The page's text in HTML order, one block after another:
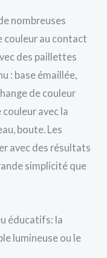
nombreuses
couleur au contact
des paillettes
: base émaillée,
de couleur
avec la
boute. Les
avec des résultats
simplicité que
éducatifs: la
lumineuse ou le